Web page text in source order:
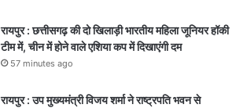
रायपुर : छत्तीसगढ़ की दो खिलाड़ी भारतीय महिला जूनियर हॉकी
टीम में, चीन में होने वाले एशिया कप में दिखाएंगी दम
57 minutes ago
रायपुर : उप मुख्यमंत्री विजय शर्मा ने राष्ट्रपति भवन से